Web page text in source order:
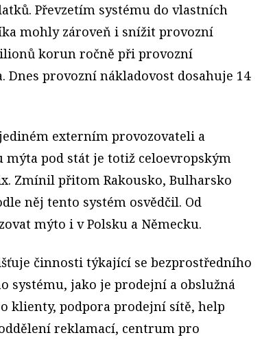
Převzetím systému do vlastních
mohly zároveň i snížit provozní
korun ročně při provozní
Dnes provozní nákladovost dosahuje 14
externím provozovateli a
pod stát je totiž celoevropským
Zmínil přitom Rakousko, Bulharsko
něj tento systém osvědčil. Od
mýto i v Polsku a Německu.
činnosti týkající se bezprostředního
systému, jako je prodejní a obslužná
klienty, podpora prodejní sítě, help
reklamací, centrum pro